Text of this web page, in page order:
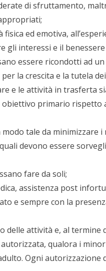
di sfruttamento,
ed emotiva,
gli interessi e il
essere ricondotti ad un
la crescita e la tutela
e le attività in trasferta
primario rispetto
tale da minimizzare i
devono essere
fare da soli;
assistenza post
e sempre con la
attività e, al termine
qualora i
Ogni